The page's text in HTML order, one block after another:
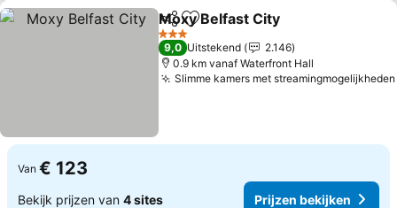
DelenToevoegen aan favorieten
Moxy Belfast City
3 Sterren
9,0 Uitstekend
2.146
0.9 km vanaf Waterfront Hall
Slimme kamers met streamingmogelijkheden
Van € 123
Bekijk prijzen van 4 sites Prijzen bekijken